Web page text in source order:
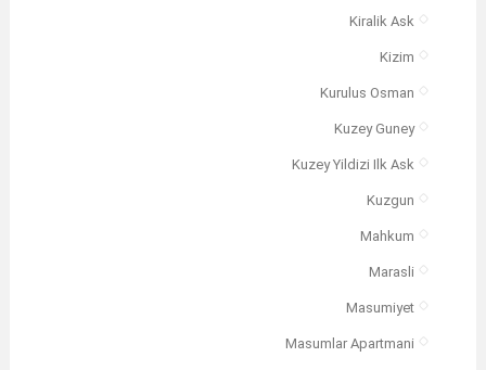
Kiralik Ask
Kizim
Kurulus Osman
Kuzey Guney
Kuzey Yildizi Ilk Ask
Kuzgun
Mahkum
Marasli
Masumiyet
Masumlar Apartmani